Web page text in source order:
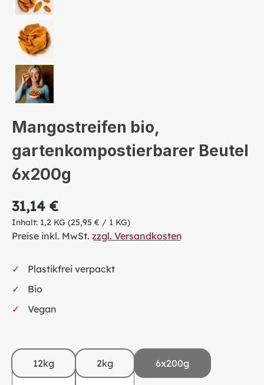
Mangostreifen bio,
gartenkompostierbarer Beutel
6x200g
31,14 €
Inhalt: 1,2 KG (25,95 € / 1 KG)
Preise inkl. MwSt. zzgl. Versandkosten
Plastikfrei verpackt
Bio
Vegan
12kg 2kg 6x200g